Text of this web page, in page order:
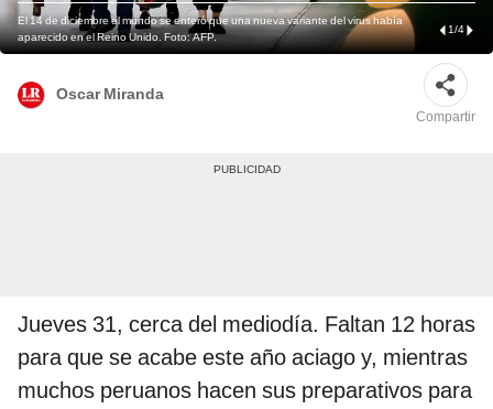
El 14 de diciembre el mundo se enteró que una nueva variante del virus había
aparecido en el Reino Unido. Foto: AFP.
1/4
Oscar Miranda
Compartir
Jueves 31, cerca del mediodía. Faltan 12 horas
para que se acabe este año aciago y, mientras
muchos peruanos hacen sus preparativos para